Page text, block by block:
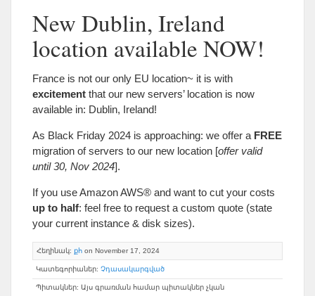
New Dublin, Ireland
location available NOW!
France is not our only EU location~ it is with
excitement that our new servers’ location is now
available in: Dublin, Ireland!
As Black Friday 2024 is approaching: we offer a FREE
migration of servers to our new location [offer valid
until30, Nov 2024].
If you use Amazon AWS® and want to cut your costs
up to half: feel free to request a custom quote (state
your current instance & disk sizes).
Հեղինակ: քհ on November17, 2024
Կատեգորիաներ: Չդասակարգված
Պիտակներ: Այս գրառման համար պիտակներ չկան